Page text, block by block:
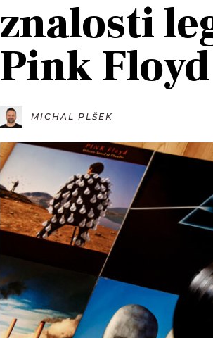
JAK NALADIT
RÁDIO
PROGRAM
SOUTĚŽE
znalosti
Pink Floyd
MICHAL PLŠEK